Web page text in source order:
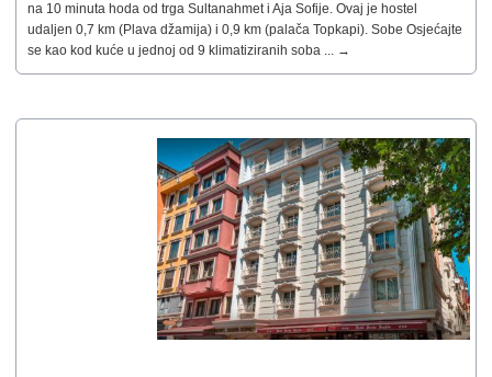
na 10 minuta hoda od trga Sultanahmet i Aja Sofije. Ovaj je hostel
udaljen 0,7 km (Plava džamija) i 0,9 km (palača Topkapi). Sobe Osjećajte
se kao kod kuće u jednoj od 9 klimatiziranih soba ... →